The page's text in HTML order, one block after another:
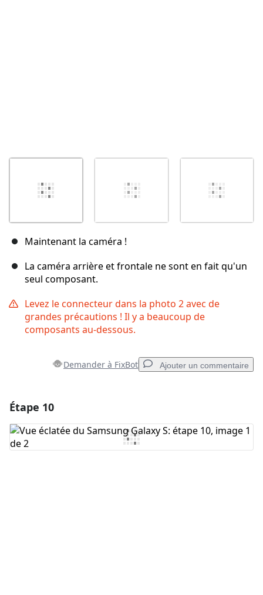
Maintenant la caméra !
La caméra arrière et frontale ne sont en fait qu'un
seul composant.
Levez le connecteur dans la photo 2 avec de
grandes précautions ! Il y a beaucoup de
composants au-dessous.
Demander à FixBot Ajouter un commentaire
Ajouter un commentaire
Étape 10